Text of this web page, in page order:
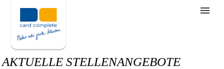
Stellenangebote
Unternehmensziele
AKTUELLE STELLENANGEBOTE